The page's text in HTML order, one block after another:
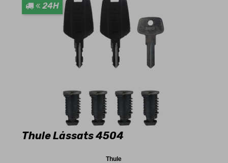
Thule Låssats 4504
Thule
24H